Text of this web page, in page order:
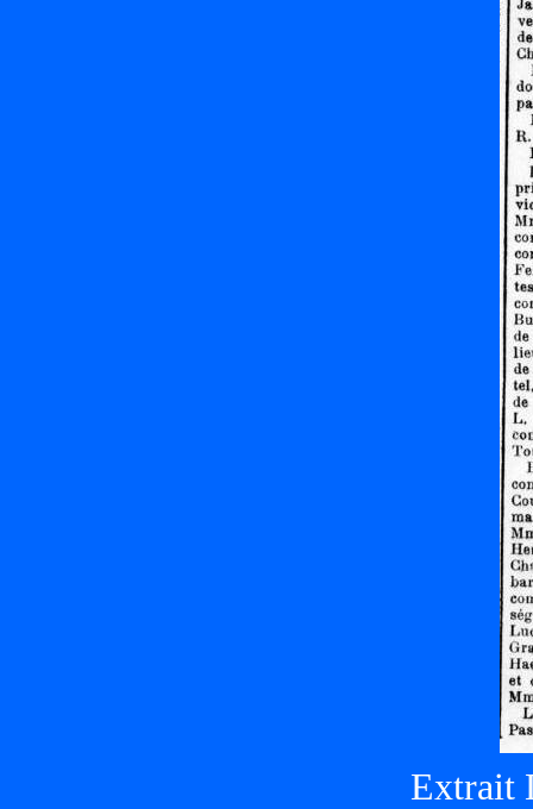
Extrait